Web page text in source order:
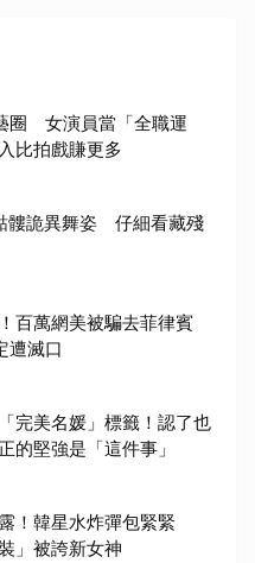
圈 女演員當「全職運
比拍戲賺更多
髏詭異舞姿 仔細看藏殘
百萬網美被騙去菲律賓
遭滅口
完美名媛」標籤！認了也
的堅強是「這件事」
！韓星水炸彈包緊緊
」被誇新女神